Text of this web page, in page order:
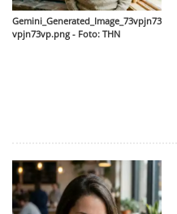
Gemini_Generated_Image_73vpjn73
vpjn73vp.png - Foto: THN